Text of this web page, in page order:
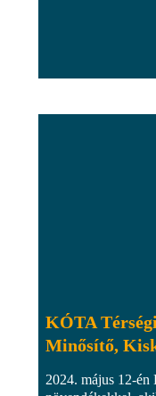
KÓTA
Minősítő,
2024. május 12-én